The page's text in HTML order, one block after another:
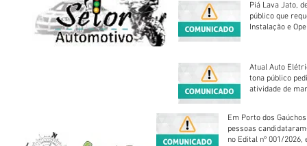
Piá Lava Jato,
público que
Instalação e
Atual Auto
tona público
atividade de
Em Porto dos
pessoas
no Edital nº 001/2026,